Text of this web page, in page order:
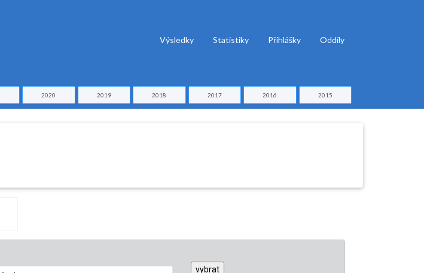
Výsledky Statistiky Přihlášky Oddíly
2020 2019 2018 2017 2016 2015